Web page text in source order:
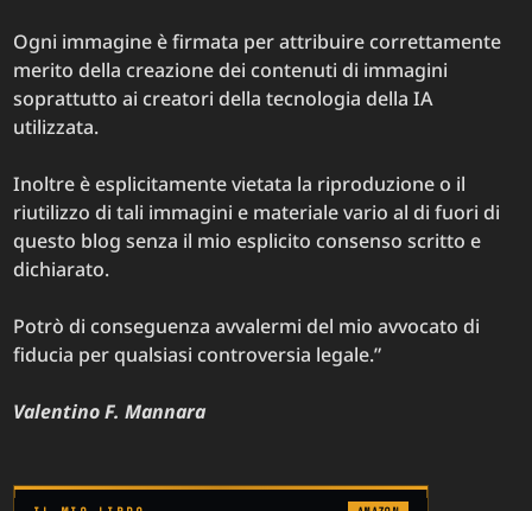
Ogni immagine è firmata per attribuire correttamente
merito della creazione dei contenuti di immagini
soprattutto ai creatori della tecnologia della IA
utilizzata.
Inoltre è esplicitamente vietata la riproduzione o il
riutilizzo di tali immagini e materiale vario al di fuori di
questo blog senza il mio esplicito consenso scritto e
dichiarato.
Potrò di conseguenza avvalermi del mio avvocato di
fiducia per qualsiasi controversia legale.”
Valentino F. Mannara